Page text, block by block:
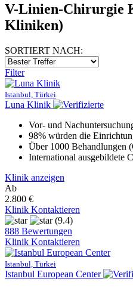
V-Linien-Chirurgie
Kliniken)
SORTIERT NACH:
Filter
Istanbul, Türkei
Luna Klinik
Vor- und
98% würden die
Über 1000 Behandlungen
International ausgebildete
Klinik anzeigen
Ab
2.800 €
Klinik Kontaktieren
(9.4)
888 Bewertungen
Klinik Kontaktieren
Istanbul, Türkei
Istanbul European Center